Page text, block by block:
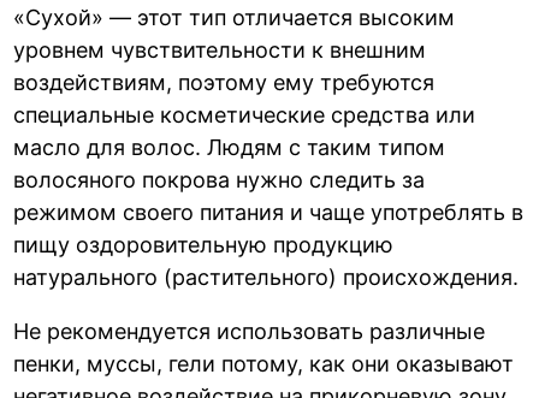
«Сухой» — этот тип отличается высоким
уровнем чувствительности к внешним
воздействиям, поэтому ему требуются
специальные косметические средства или
масло для волос. Людям с таким типом
волосяного покрова нужно следить за
режимом своего питания и чаще употреблять в
пищу оздоровительную продукцию
натурального (растительного) происхождения.
Не рекомендуется использовать различные
пенки, муссы, гели потому, как они оказывают